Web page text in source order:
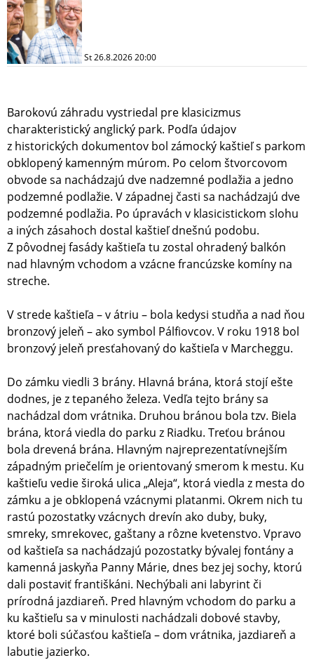
St 26.8.2026 20:00
Barokovú záhradu vystriedal pre klasicizmus
charakteristický anglický park. Podľa údajov
z historických dokumentov bol zámocký kaštieľ s parkom
obklopený kamenným múrom. Po celom štvorcovom
obvode sa nachádzajú dve nadzemné podlažia a jedno
podzemné podlažie. V západnej časti sa nachádzajú dve
podzemné podlažia. Po úpravách v klasicistickom slohu
a iných zásahoch dostal kaštieľ dnešnú podobu.
Z pôvodnej fasády kaštieľa tu zostal ohradený balkón
nad hlavným vchodom a vzácne francúzske komíny na
streche.
V strede kaštieľa – v átriu – bola kedysi studňa a nad ňou
bronzový jeleň – ako symbol Pálfiovcov. V roku 1918 bol
bronzový jeleň presťahovaný do kaštieľa v Marcheggu.
Do zámku viedli 3 brány. Hlavná brána, ktorá stojí ešte
dodnes, je z tepaného železa. Vedľa tejto brány sa
nachádzal dom vrátnika. Druhou bránou bola tzv. Biela
brána, ktorá viedla do parku z Riadku. Treťou bránou
bola drevená brána. Hlavným najreprezenta­tívnejším
západným priečelím je orientovaný smerom k mestu. Ku
kaštieľu vedie široká ulica „Aleja“, ktorá viedla z mesta do
zámku a je obklopená vzácnymi platanmi. Okrem nich tu
rastú pozostatky vzácnych drevín ako duby, buky,
smreky, smrekovec, gaštany a rôzne kvetenstvo. Vpravo
od kaštieľa sa nachádzajú pozostatky bývalej fontány a
kamenná jaskyňa Panny Márie, dnes bez jej sochy, ktorú
dali postaviť františkáni. Nechýbali ani labyrint či
prírodná jazdiareň. Pred hlavným vchodom do parku a
ku kaštieľu sa v minulosti nachádzali dobové stavby,
ktoré boli súčasťou kaštieľa – dom vrátnika, jazdiareň a
labutie jazierko.